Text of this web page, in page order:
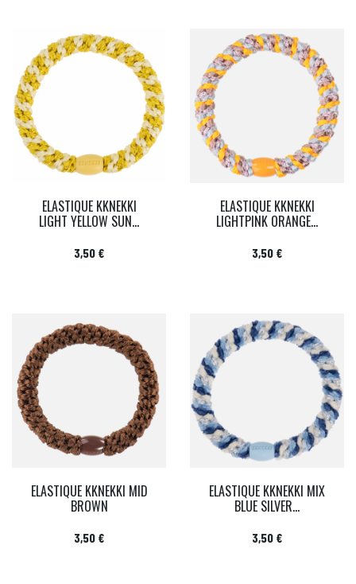
ELASTIQUE KKNEKKI
LIGHT YELLOW SUN...
Prix
3,50 €
ELASTIQUE KKNEKKI
LIGHTPINK ORANGE...
Prix
3,50 €
ELASTIQUE KKNEKKI MID
BROWN
Prix
3,50 €
ELASTIQUE KKNEKKI MIX
BLUE SILVER...
Prix
3,50 €